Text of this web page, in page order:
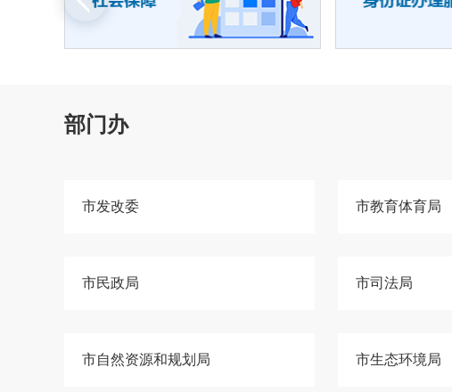
部门办
市发改委 市教育体育局
市民政局 市司法局
市自然资源和规划局 市生态环境局